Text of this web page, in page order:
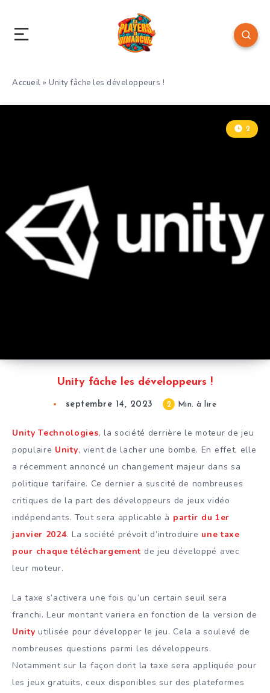
Accueil » Unity fâche les développeurs !
Unity fâche les développeurs !
2
septembre 14, 2023 2 Min. à lire
Unity Technologies, la société derrière le moteur de jeu
populaire Unity, vient de lacher une bombe. En effet, elle
a récemment annoncé un changement majeur dans sa
politique tarifaire. Ce dernier a suscité de nombreuses
critiques de la part des développeurs de jeux vidéo
indépendants. Tout sera applicable à partir du 1er
janvier 2024. La société prévoit d’introduire une taxe
pour chaque téléchargement de jeu développé avec
leur moteur.
La taxe s’activera une fois qu’un certain seuil sera
franchi. Leur montant variera en fonction de la version de
Unityutilisée pour développer le jeu. Cela a soulevé de
nombreuses questions parmi les développeurs.
Notamment sur la façon dont la taxe sera appliquée pour
les jeux gratuits, ceux disponibles sur des plateformes